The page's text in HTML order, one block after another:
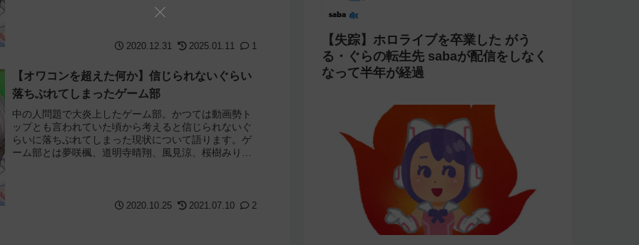
2020.12.31 2025.01.11 1
【オワコンを超えた何か】信じられないぐらい
落ちぶれてしまったゲーム部
中の人問題で大炎上したゲーム部。かつては動画勢ト
ップとも言われていた頃から考えると信じられないぐ
らいに落ちぶれてしまった現状について語ります。ゲ
ーム部とは夢咲楓、道明寺晴翔、風見涼、桜樹みりあ
2020.10.25 2021.07.10 2
【失踪】ホロライブを卒業した がう
る・ぐらの転生先 sabaが配信をしなく
なって半年が経過